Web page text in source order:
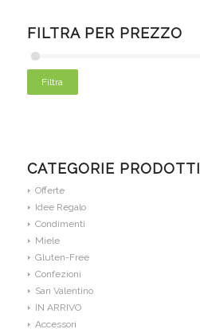
FILTRA PER PREZZO
Filtra
CATEGORIE PRODOTTI
Offerte
Idee Regalo
Condimenti
Miele
Gluten-Free
Confezioni
San Valentino
IN ARRIVO
Accessori